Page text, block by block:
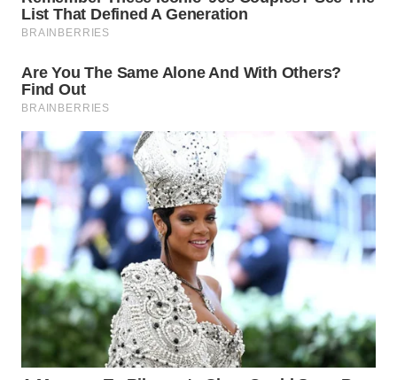
WN
WN
CIREBON
WN
INDRAMAYU
KUNINGAN
WN
MAJALENGKA
WN
SUBANG